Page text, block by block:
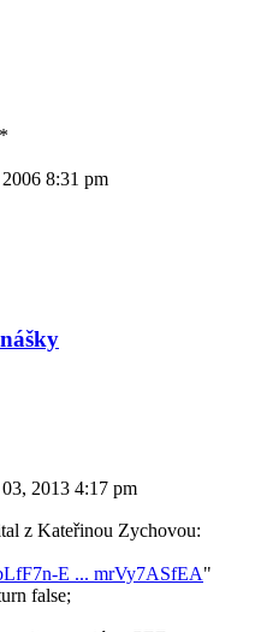
8:31 pm
2013 4:17 pm
z Kateřinou Zychovou:
E ... mrVy7ASfEA"
false;